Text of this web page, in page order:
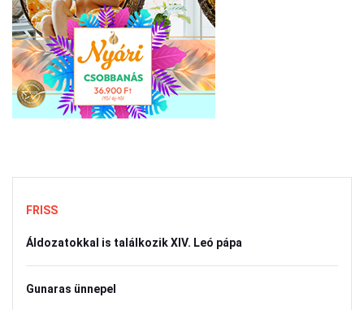
FRISS
Áldozatokkal is találkozik XIV. Leó pápa
Gunaras ünnepel